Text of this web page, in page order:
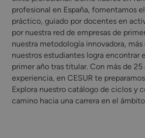
profesional en España, fomentamos
práctico, guiado por docentes en
por nuestra red de empresas de
nuestra metodología innovadora,
nuestros estudiantes logra encontrar
primer año tras titular. Con más de 25
experiencia, en CESUR te
Explora nuestro catálogo de ciclos y
camino hacia una carrera en el